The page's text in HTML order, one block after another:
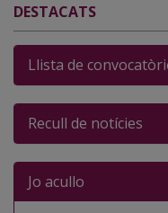
DESTACATS
Llista de
Recull de notícies
Jo acullo